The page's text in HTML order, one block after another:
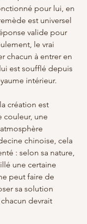
pour lui, en
est universel
valide pour
le vrai
chacun à entrer en
est soufflé depuis
intérieur.
création est
couleur, une
chinoise, cela
: selon sa nature,
une certaine
peut faire de
sa solution
devrait